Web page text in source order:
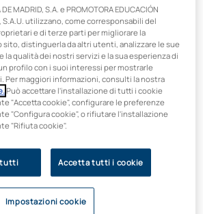
con:
Santander |
2026 – II edizione
conseguire questa
richiedere una borsa di studio
fino al 100% del finanziamento del
MADRID, S.A. e PROMOTORA EDUCACIÓN
S.A.U. utilizzano, come corresponsabili del
e di terze parti per migliorare la
sito, distinguerla da altri utenti, analizzare le sue
la qualità dei nostri servizi e la sua esperienza di
profilo con i suoi interessi per mostrarle
Per maggiori informazioni, consulti la nostra
Può accettare l'installazione di tutti i cookie
"Accetta cookie", configurare le preferenze
"Configura cookie", o rifiutare l'installazione
"Rifiuta cookie".
tutti Accetta tutti i cookie
Impostazioni cookie